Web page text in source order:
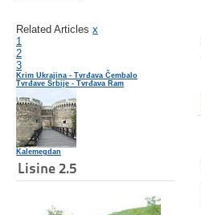
Related Articles x
1
2
3
Krim Ukrajina - Tvrđava Čembalo
Tvrđave Srbije - Tvrđava Ram
Kalemegdan
Lisine 2.5